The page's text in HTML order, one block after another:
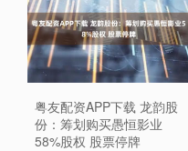
粤友配资APP下载 龙韵股
份：筹划购买愚恒影业
58%股权 股票停牌